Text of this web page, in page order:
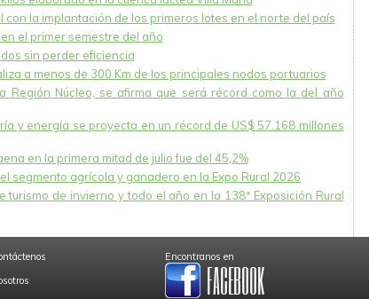
la implantación de los primeros lotes en el norte del país
el primer semestre del año
sin perder eficiencia
a menos de 300 Km de los principales nodos portuarios
Núcleo, se afirma que será récord como la del año
y energía se proyecta en un récord de US$ 57.168 millones
en la primera mitad de julio fue del 45,2%
segmento agrícola y ganadero en la Expo Rural 2026
de invierno y todo el año en la 138ª Exposición Rural
Encontranos en